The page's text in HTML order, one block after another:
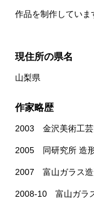
作品を制作していま
現住所の県名
山梨県
作家略歴
2003 金沢美術工芸
2005 同研究所 造
2007 富山ガラス
2008-10 富山ガラ